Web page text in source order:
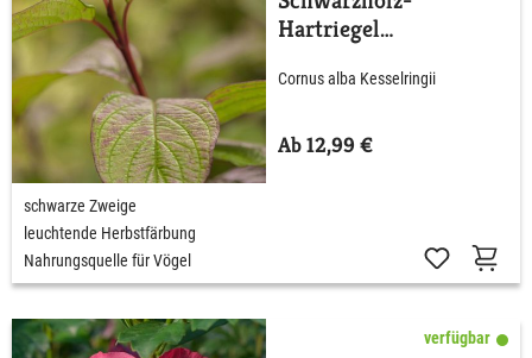
Hartriegel
Cornus alba Kesselringii
Ab 12,99 €
schwarze Zweige
leuchtende Herbstfärbung
Nahrungsquelle für Vögel
verfügbar